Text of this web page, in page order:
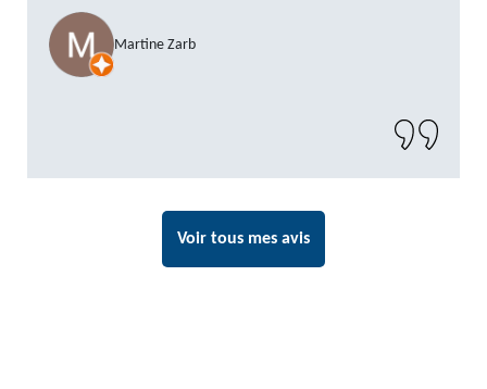
nous savons que nous pouvons compter sur M.
GOT. Très content de la prestation, a
recommander sans problème"
Martine Zarb
Voir tous mes avis